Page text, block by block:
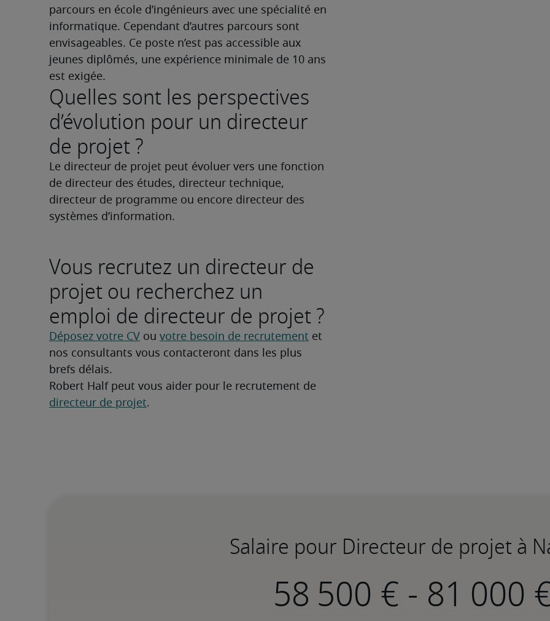
parcours en école d’ingénieurs avec une spécialité en
informatique. Cependant d’autres parcours sont
envisageables. Ce poste n’est pas accessible aux
jeunes diplômés, une expérience minimale de 10 ans
est exigée.
Quelles sont les perspectives
d’évolution pour un directeur
de projet ?
Le directeur de projet peut évoluer vers une fonction
de directeur des études, directeur technique,
directeur de programme ou encore directeur des
systèmes d’information.
Vous recrutez un directeur de
projet ou recherchez un
emploi de directeur de projet ?
Déposez votre CV ou votre besoin de recrutement et
nos consultants vous contacteront dans les plus
brefs délais.
directeur de projet.
Salaire pour Directeur de projet à
-